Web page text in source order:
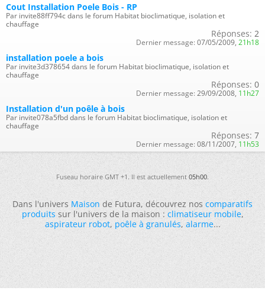
Cout Installation Poele Bois - RP
Par invite88ff794c dans le forum Habitat bioclimatique, isolation et
chauffage
Réponses: 2
Dernier message: 07/05/2009, 21h18
installation poele a bois
Par invite3d378654 dans le forum Habitat bioclimatique, isolation et
chauffage
Réponses: 0
Dernier message: 29/09/2008, 11h27
Installation d'un poêle à bois
Par invite078a5fbd dans le forum Habitat bioclimatique, isolation et
chauffage
Réponses: 7
Dernier message: 08/11/2007, 11h53
Fuseau horaire GMT +1. Il est actuellement05h00.
Dans l'universMaisonde Futura, découvrez noscomparatifs
produitssur l'univers de la maison :climatiseur mobile,
aspirateur robot,poêle à granulés,alarme...